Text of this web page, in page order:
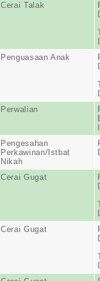
Cerai Talak
Penguasaan Anak
Perwalian
Pengesahan
Perkawinan/Istbat
Nikah
Cerai Gugat
Cerai Gugat